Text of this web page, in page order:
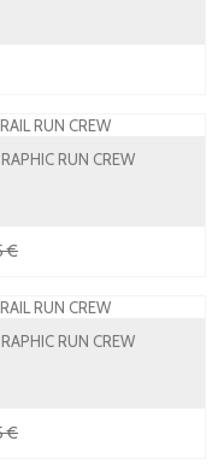
RUN CREW
€
RUN CREW
€